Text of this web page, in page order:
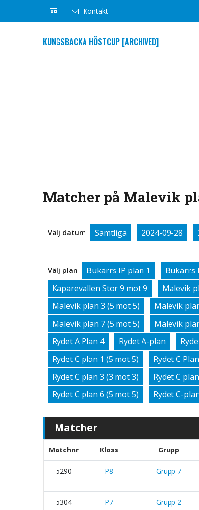
Kontakt
KUNGSBACKA HÖSTCUP [ARCHIVED]
Matcher på Malevik
Välj datum Samtliga 2024-09-28
Välj plan Bukärrs IP plan 1 Bukärrs
Kaparevallen Stor 9 mot 9
Malevik
Malevik plan 3 (5 mot 5)
Malevik
Malevik plan 7 (5 mot 5)
Malevik
Rydet A Plan 4
Rydet A-plan
Rydet C plan 1 (5 mot 5)
Rydet C
Rydet C plan 3 (3 mot 3)
Rydet C
Rydet C plan 6 (5 mot 5)
Rydet C-
Matcher
Matchnr Klass Grupp
5290 P8 Grupp 7
5304 P7 Grupp 2